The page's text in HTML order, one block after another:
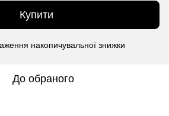
Купити
накопичувальної знижки
До обраного